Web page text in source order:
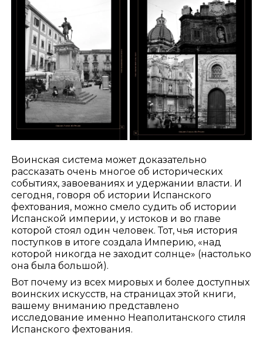
Воинская система может доказательно
рассказать очень многое об исторических
событиях, завоеваниях и удержании власти. И
сегодня, говоря об истории Испанского
фехтования, можно смело судить об истории
Испанской империи, у истоков и во главе
которой стоял один человек. Тот, чья история
поступков в итоге создала Империю, «над
которой никогда не заходит солнце» (настолько
она была большой).
Вот почему из всех мировых и более доступных
воинских искусств, на страницах этой книги,
вашему вниманию представлено
исследование именно Неаполитанского стиля
Испанского фехтования.